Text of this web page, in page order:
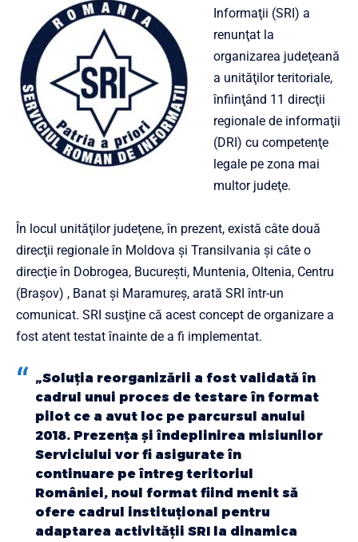
Informaţii (SRI) a
renunţat la
organizarea judeţeană
a unităţilor teritoriale,
înfiinţând 11 direcţii
regionale de informaţii
(DRI) cu competenţe
legale pe zona mai
multor judeţe.
În locul unităţilor judeţene, în prezent, există câte două
direcţii regionale în Moldova şi Transilvania şi câte o
direcţie în Dobrogea, Bucureşti, Muntenia, Oltenia, Centru
(Braşov) , Banat şi Maramureş, arată SRI într-un
comunicat. SRI susţine că acest concept de organizare a
fost atent testat înainte de a fi implementat.
„Soluţia reorganizării a fost validată în
cadrul unui proces de testare în format
pilot ce a avut loc pe parcursul anului
2018. Prezenţa şi îndeplinirea misiunilor
Serviciului vor fi asigurate în
continuare pe întreg teritoriul
României, noul format fiind menit să
ofere cadrul instituţional pentru
adaptarea activităţii SRI la dinamica